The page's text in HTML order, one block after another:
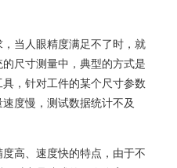
当人眼精度满足不了时，就
尺寸测量中，典型的方式是
，针对工件的某个尺寸参数
度慢，测试数据统计不及
高、速度快的特点，由于不